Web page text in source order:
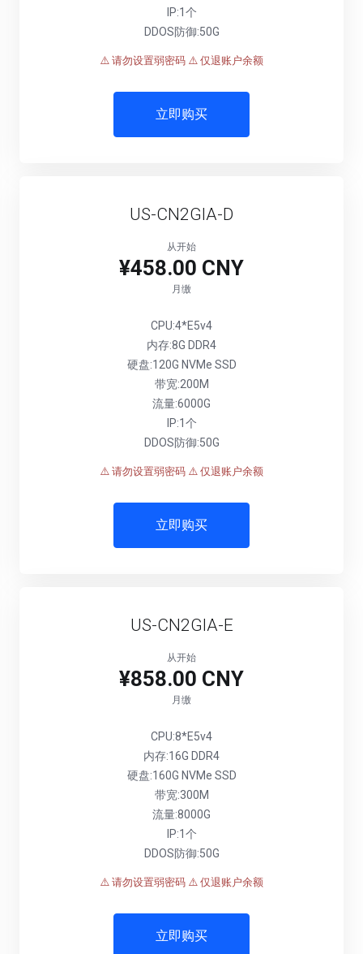
IP:1个
DDOS防御:50G
⚠️ 请勿设置弱密码 ⚠️ 仅退账户余额
立即购买
US-CN2GIA-D
从开始
¥458.00 CNY
月缴
CPU:4*E5v4
内存:8G DDR4
硬盘:120G NVMe SSD
带宽:200M
流量:6000G
IP:1个
DDOS防御:50G
⚠️ 请勿设置弱密码 ⚠️ 仅退账户余额
立即购买
US-CN2GIA-E
从开始
¥858.00 CNY
月缴
CPU:8*E5v4
内存:16G DDR4
硬盘:160G NVMe SSD
带宽:300M
流量:8000G
IP:1个
DDOS防御:50G
⚠️ 请勿设置弱密码 ⚠️ 仅退账户余额
立即购买